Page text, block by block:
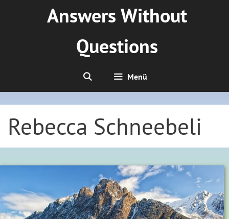
Answers Without
Questions
Menü
Rebecca Schneebeli